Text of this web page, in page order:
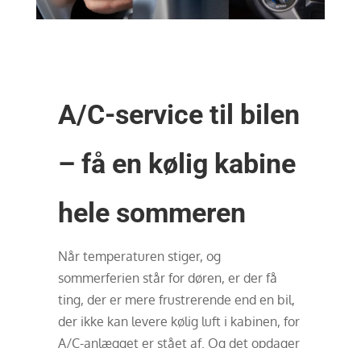
A/C-service til bilen
– få en kølig kabine
hele sommeren
Når temperaturen stiger, og
sommerferien står for døren, er der få
ting, der er mere frustrerende end en bil,
der ikke kan levere kølig luft i kabinen, for
A/C-anlægget er stået af. Og det opdager